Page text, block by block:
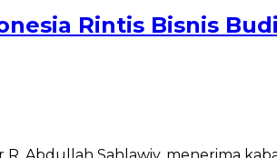
Rintis Bisnis
Abdullah Sahlawiy, menerima